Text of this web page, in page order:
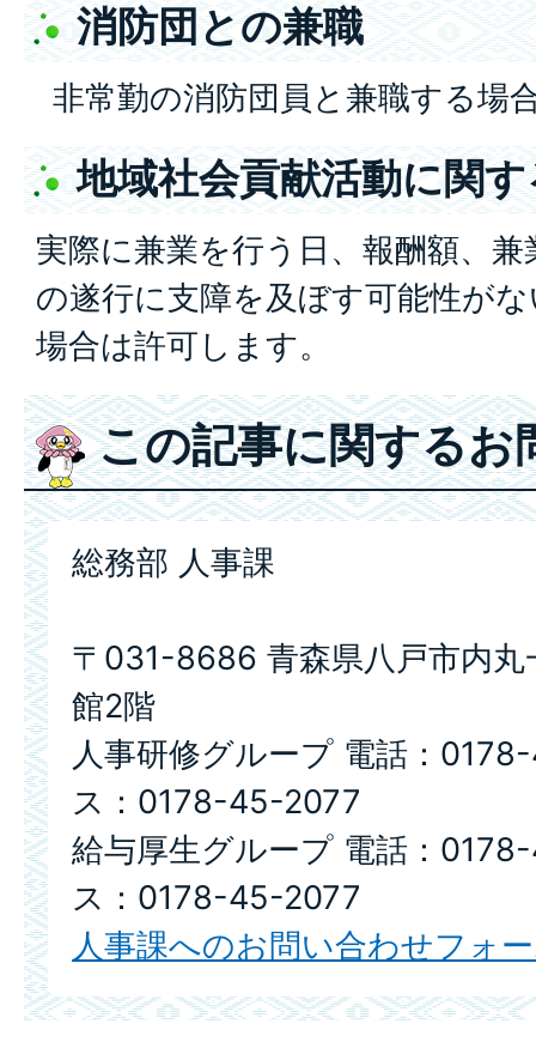
消防団との兼職
非常勤の消防団員と兼職する場
地域社会貢献活動に関
実際に兼業を行う日、報酬額、
の遂行に支障を及ぼす可能性が
場合は許可します。
この記事に関するお
総務部 人事課
〒031-8686 青森県八戸市内丸
館2階
人事研修グループ 電話：
ス：0178-45-2077
給与厚生グループ 電話：
ス：0178-45-2077
人事課へのお問い合わせフォ